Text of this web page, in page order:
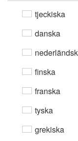
tjeckiska
danska
finska
franska
tyska
grekiska